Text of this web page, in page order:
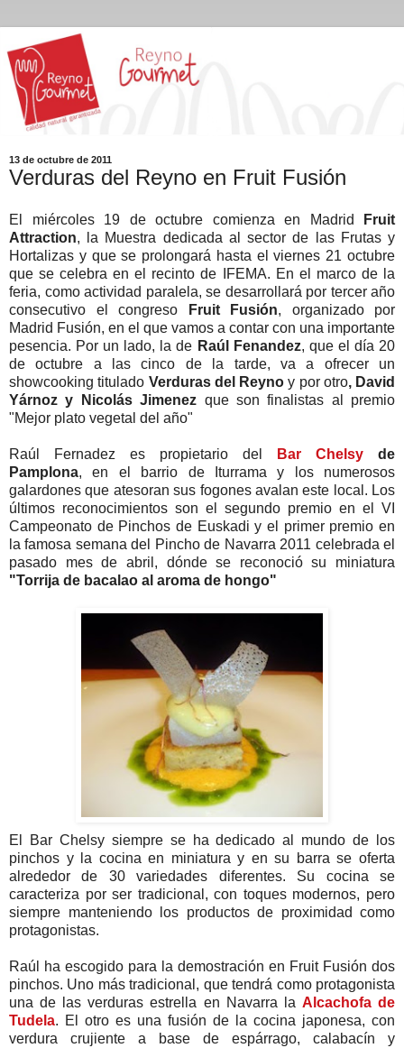
13 de octubre de 2011
Verduras del Reyno en Fruit Fusión
El miércoles 19 de octubre comienza en Madrid
Fruit
Attraction, la Muestra dedicada al sector de las Frutas y
Hortalizas y que se prolongará hasta el viernes 21 octubre
que se celebra en el recinto de IFEMA. En el marco de la
feria, como actividad paralela, se desarrollará por tercer año
consecutivo el congreso
Fruit Fusión, organizado por
Madrid Fusión, en el que vamos a contar con una importante
pesencia. Por un lado, la de Raúl Fenandez, que el día 20
de octubre a las cinco de la tarde, va a ofrecer un
showcooking titulado Verduras del Reyno y por otro, David
Yárnoz y Nicolás Jimenez que son finalistas al premio
"Mejor plato vegetal del año"
Raúl Fernadez es propietario del Bar Chelsy de
Pamplona, en el barrio de Iturrama y los numerosos
galardones que atesoran sus fogones avalan este local. Los
últimos reconocimientos son el segundo premio en el VI
Campeonato de Pinchos de Euskadi y el primer premio en
la famosa semana del Pincho de Navarra 2011 celebrada el
pasado mes de abril, dónde se reconoció su miniatura
"Torrija de bacalao al aroma de hongo"
El Bar Chelsy siempre se ha dedicado al mundo de los
pinchos y la cocina en miniatura y en su barra se oferta
alrededor de 30 variedades diferentes. Su cocina se
caracteriza por ser tradicional, con toques modernos, pero
siempre manteniendo los productos de proximidad como
protagonistas.
Raúl ha escogido para la demostración en Fruit Fusión dos
pinchos. Uno más tradicional, que tendrá como protagonista
una de las verduras estrella en Navarra la Alcachofa de
Tudela. El otro es una fusión de la cocina japonesa, con
verdura crujiente a base de espárrago, calabacín y